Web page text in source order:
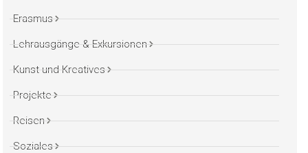
Erasmus
Lehrausgänge & Exkursionen
Kunst und Kreatives
Projekte
Reisen
Soziales